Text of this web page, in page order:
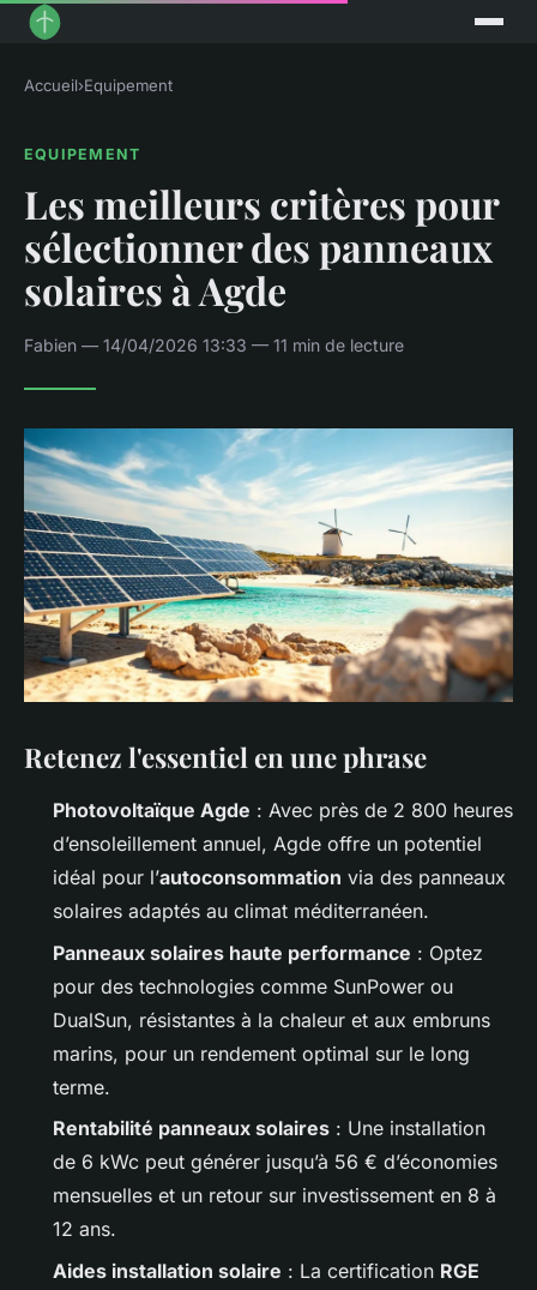
Accueil›Equipement
EQUIPEMENT
Les meilleurs critères pour
sélectionner des panneaux
solaires à Agde
Fabien — 14/04/2026 13:33 — 11 min de lecture
Retenez l'essentiel en une phrase
Photovoltaïque Agde : Avec près de 2 800 heures
d’ensoleillement annuel, Agde offre un potentiel
idéal pour l’autoconsommation via des panneaux
solaires adaptés au climat méditerranéen.
Panneaux solaires haute performance : Optez
pour des technologies comme SunPower ou
DualSun, résistantes à la chaleur et aux embruns
marins, pour un rendement optimal sur le long
terme.
Rentabilité panneaux solaires : Une installation
de 6 kWc peut générer jusqu’à 56 € d’économies
mensuelles et un retour sur investissement en 8 à
12 ans.
Aides installation solaire : La certification RGE